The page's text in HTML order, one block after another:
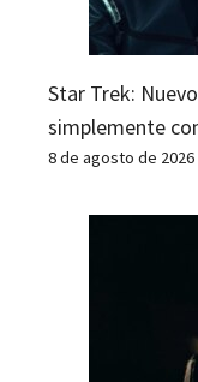
Star Trek:
simplemente
8 de agosto de 2026